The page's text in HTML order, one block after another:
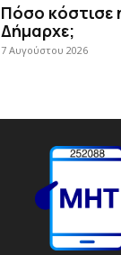
Πόσο κόστισε
Δήμαρχε;
7 Αυγούστου 2026